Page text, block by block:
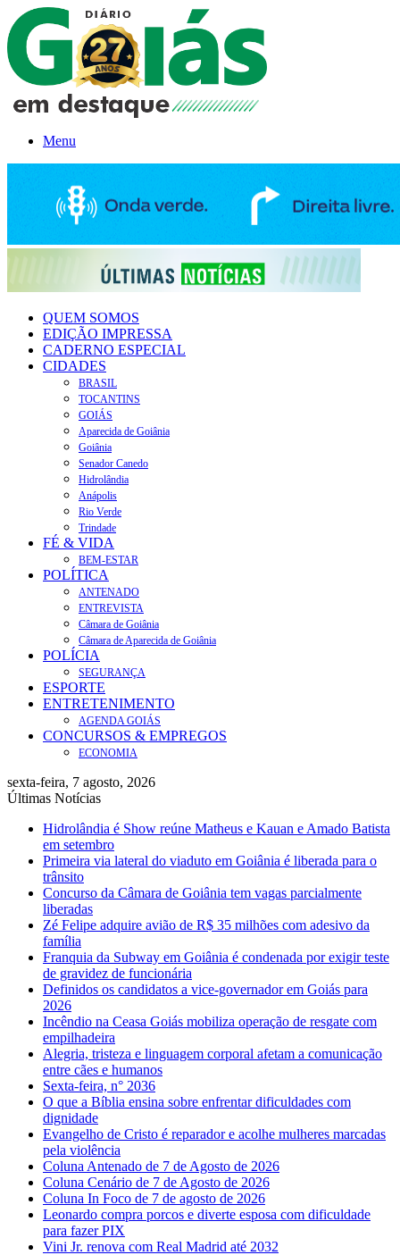
Menu
QUEM SOMOS
EDIÇÃO IMPRESSA
CADERNO ESPECIAL
CIDADES
BRASIL
TOCANTINS
GOIÁS
Aparecida de Goiânia
Goiânia
Senador Canedo
Hidrolândia
Anápolis
Rio Verde
Trindade
FÉ & VIDA
BEM-ESTAR
POLÍTICA
ANTENADO
ENTREVISTA
Câmara de Goiânia
Câmara de Aparecida de Goiânia
POLÍCIA
SEGURANÇA
ESPORTE
ENTRETENIMENTO
AGENDA GOIÁS
CONCURSOS & EMPREGOS
ECONOMIA
sexta-feira, 7 agosto, 2026
Últimas Notícias
Hidrolândia é Show reúne Matheus e Kauan e Amado Batista
em setembro
Primeira via lateral do viaduto em Goiânia é liberada para o
trânsito
Concurso da Câmara de Goiânia tem vagas parcialmente
liberadas
Zé Felipe adquire avião de R$ 35 milhões com adesivo da
família
Franquia da Subway em Goiânia é condenada por exigir teste
de gravidez de funcionária
Definidos os candidatos a vice-governador em Goiás para
2026
Incêndio na Ceasa Goiás mobiliza operação de resgate com
empilhadeira
Alegria, tristeza e linguagem corporal afetam a comunicação
entre cães e humanos
Sexta-feira, n° 2036
O que a Bíblia ensina sobre enfrentar dificuldades com
dignidade
Evangelho de Cristo é reparador e acolhe mulheres marcadas
pela violência
Coluna Antenado de 7 de Agosto de 2026
Coluna Cenário de 7 de Agosto de 2026
Coluna In Foco de 7 de agosto de 2026
Leonardo compra porcos e diverte esposa com dificuldade
para fazer PIX
Vini Jr. renova com Real Madrid até 2032